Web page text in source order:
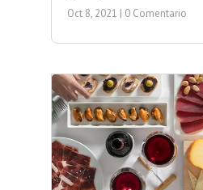
Oct 8, 2021 | 0 Comentario